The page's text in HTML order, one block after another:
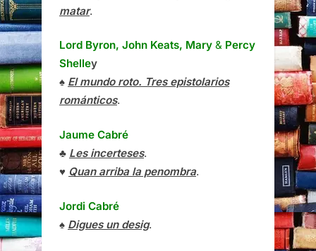
matar.
Lord Byron, John Keats, Mary & Percy
Shelley
♠ El mundo roto. Tres epistolarios
románticos.
Jaume Cabré
♣ Les incerteses.
♥ Quan arriba la penombra.
Jordi Cabré
♠ Digues un desig.